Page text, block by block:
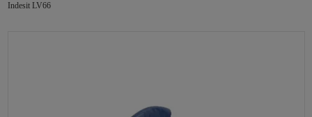
Indesit LV66